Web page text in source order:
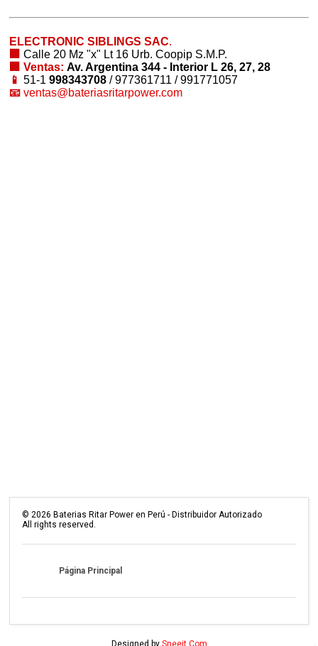
ELECTRONIC SIBLINGS SAC.
🏢Calle 20 Mz "x" Lt 16 Urb. Coopip S.M.P.
🏢 Ventas: Av. Argentina 344 - Interior L 26, 27, 28
📱51-1998343708 / 977361711 / 991771057
📧ventas@bateriasritarpower.com
©2026 Baterias Ritar Power en Perú - Distribuidor Autorizado
All rights reserved.
Página Principal
Designed by Sneeit.Com